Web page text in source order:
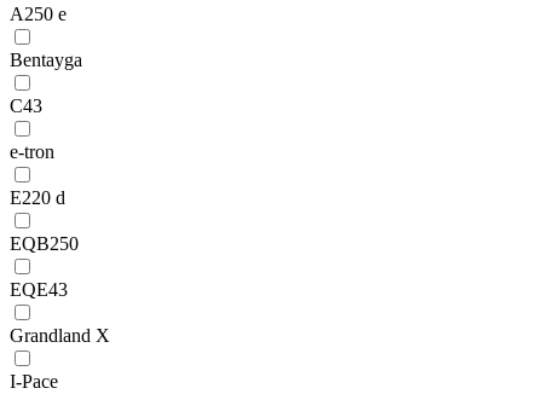
A250 e
Bentayga
C43
e-tron
E220 d
EQB250
EQE43
Grandland X
I-Pace